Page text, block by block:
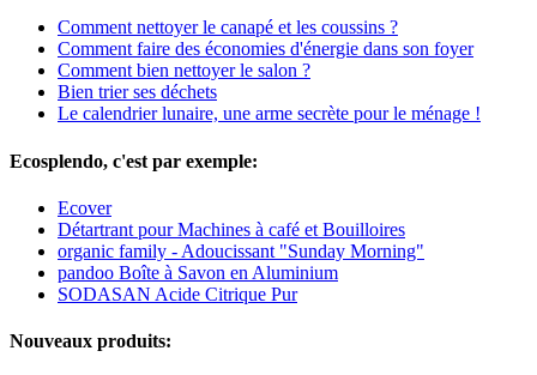
Comment nettoyer le canapé et les coussins ?
Comment faire des économies d'énergie dans son foyer
Comment bien nettoyer le salon ?
Bien trier ses déchets
Le calendrier lunaire, une arme secrète pour le ménage !
Ecosplendo, c'est par exemple:
Ecover
Détartrant pour Machines à café et Bouilloires
organic family - Adoucissant "Sunday Morning"
pandoo Boîte à Savon en Aluminium
SODASAN Acide Citrique Pur
Nouveaux produits: